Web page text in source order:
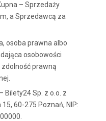
– Sprzedaży
a Sprzedawcą za
osoba prawna albo
osobowości
prawną
Bilety24 Sp. z o.o. z
60-275 Poznań, NIP: